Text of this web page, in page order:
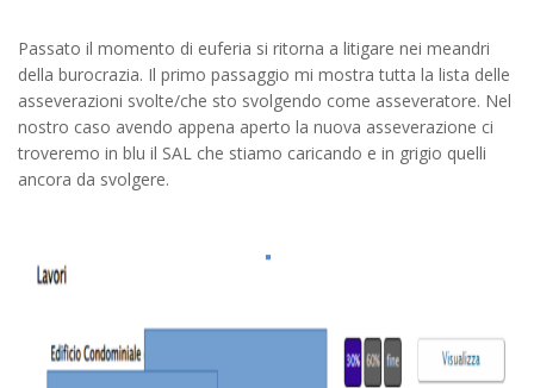
Passato il momento di euferia si ritorna a litigare nei meandri
della burocrazia. Il primo passaggio mi mostra tutta la lista delle
asseverazioni svolte/che sto svolgendo come asseveratore. Nel
nostro caso avendo appena aperto la nuova asseverazione ci
troveremo in blu il SAL che stiamo caricando e in grigio quelli
ancora da svolgere.